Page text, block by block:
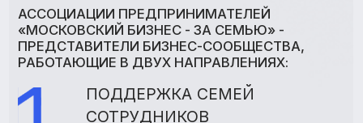
СОТРУДНИКОВ
ПРЕДОСТАВЛЕНИЕ РАЗЛИЧНЫХ МЕР
КОРПОРАТИВНОЙ ДЕМОГРАФИЧЕСКОЙ
ПОДДЕРЖКИ
ПОДДЕРЖКА СЕМЕЙ
СОТРУДНИКОВ
ПРЕДОСТАВЛЕНИЕ СКИДОК,
ПРЕФЕРЕНЦИЙ, БЕСПЛАТНОЕ
ПРЕДОСТАВЛЕНИЕ ТОВАРОВ И УСЛУГ